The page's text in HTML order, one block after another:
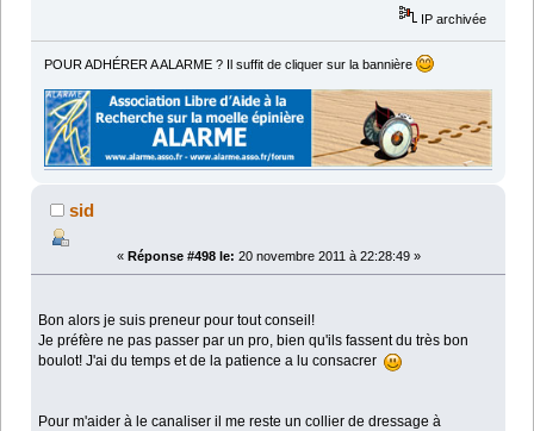
IP archivée
POUR ADHÉRER A ALARME ? Il suffit de cliquer sur la bannière
sid
« Réponse #498 le: 20 novembre 2011 à 22:28:49 »
Bon alors je suis preneur pour tout conseil!
Je préfère ne pas passer par un pro, bien qu'ils fassent du très bon
boulot! J'ai du temps et de la patience a lu consacrer
Pour m'aider à le canaliser il me reste un collier de dressage à